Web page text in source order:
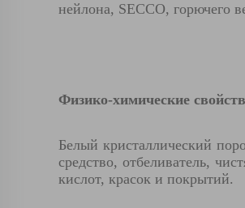
нейлона, SECCO, горючего
Физико-химические
Белый кристаллический
средство, отбеливатель,
кислот, красок и покрытий.